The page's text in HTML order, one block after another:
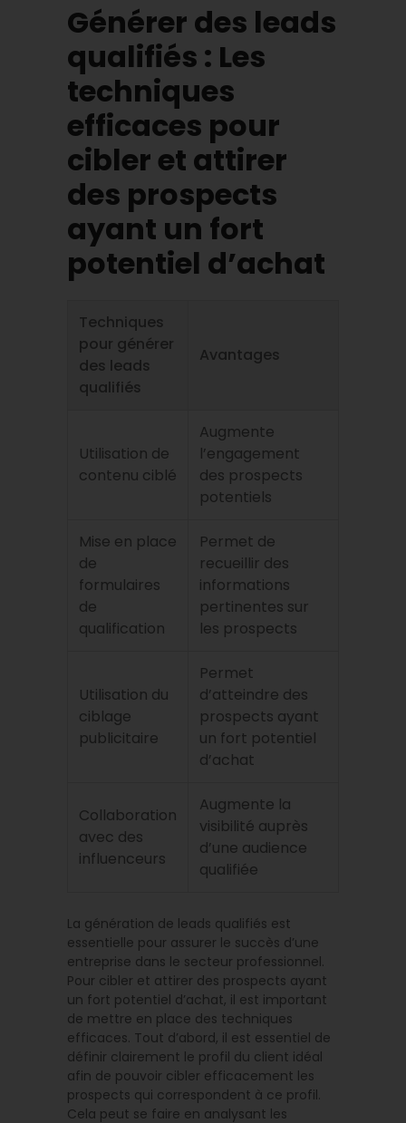
Générer des leads
qualifiés : Les
techniques
efficaces pour
cibler et attirer
des prospects
ayant un fort
potentiel d’achat
Techniques
pour générer
des leads
qualifiés
Avantages
Utilisation de
contenu ciblé
Augmente
l’engagement
des prospects
potentiels
Mise en place
de
formulaires
de
qualification
Permet de
recueillir des
informations
pertinentes sur
les prospects
Utilisation du
ciblage
publicitaire
Permet
d’atteindre des
prospects ayant
un fort potentiel
d’achat
Collaboration
avec des
influenceurs
Augmente la
visibilité auprès
d’une audience
qualifiée
La génération de leads qualifiés est
essentielle pour assurer le succès d’une
entreprise dans le secteur professionnel.
Pour cibler et attirer des prospects ayant
un fort potentiel d’achat, il est important
de mettre en place des techniques
efficaces. Tout d’abord, il est essentiel de
définir clairement le profil du client idéal
afin de pouvoir cibler efficacement les
prospects qui correspondent à ce profil.
Cela peut se faire en analysant les